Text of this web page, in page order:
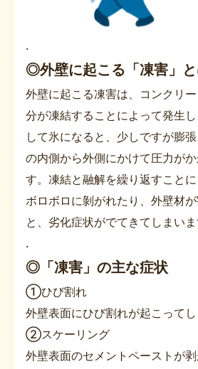
.
◎外壁に起こる「凍害」と
外壁に起こる凍害は、コンクリ
分が凍結することによって発生
して氷になると、少しですが膨
の内側から外側にかけて圧力が
す。凍結と融解を繰り返すこと
ボロボロに剝がれたり、外壁材
と、劣化症状がでてきてしまいま
.
◎「凍害」の主な症状
➀ひび割れ
外壁表面にひび割れが起こって
➁スケーリング
外壁表面のセメントペーストが